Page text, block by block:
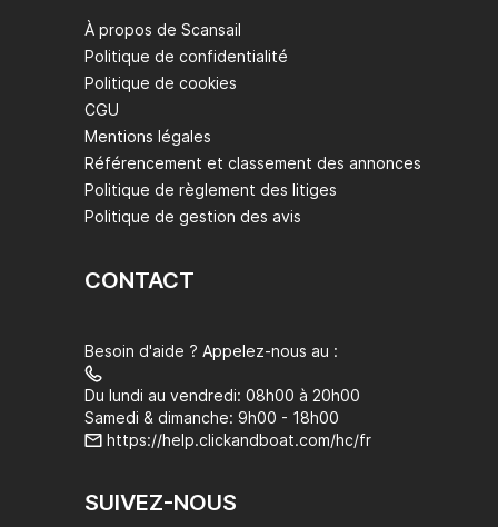
À propos de Scansail
Politique de confidentialité
Politique de cookies
CGU
Mentions légales
Référencement et classement des annonces
Politique de règlement des litiges
Politique de gestion des avis
CONTACT
Besoin d'aide ? Appelez-nous au :
Du lundi au vendredi: 08h00 à 20h00
Samedi & dimanche: 9h00 - 18h00
https://help.clickandboat.com/hc/fr
SUIVEZ-NOUS